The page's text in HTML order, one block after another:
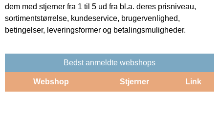
dem med stjerner fra 1 til 5 ud fra bl.a. deres prisniveau,
sortimentstørrelse, kundeservice, brugervenlighed,
betingelser, leveringsformer og betalingsmuligheder.
Bedst anmeldte webshops
Webshop Stjerner Link